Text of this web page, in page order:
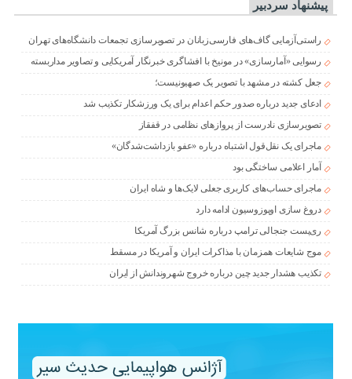
پیشنهاد سردبیر
راستی‌آزمایی گاف‌های فارسی‌زبانان در تصویرسازی تجمعات دانشگاه‌های تهران
رسوایی «آمارسازی» در مونیخ با افشاگری خبرنگار آمریکایی و تصاویر مداربسته
جعل کشته در مشهد با تصویر یک صهیونیست؛
ادعای جدید درباره صدور حکم اعدام برای یک ورزشکار تکذیب شد
تصویرسازی نادرست از پروازهای نظامی در قفقاز
ماجرای یک نقل‌قول اشتباه درباره «عفو بازداشت‌شدگان»
آمار اعلامی ساختگی بود
ماجرای حساب‌های کاربری جعلی لایک‌ها و شاه ایران
دروغ سازی اوپوزوسیون ادامه دارد
ری‌پست جنجالی ترامپ درباره شانس بزرگ آمریکا
موج شایعات همزمان با مذاکرات ایران و آمریکا در مسقط
تکذیب هشدار جدید چین درباره خروج شهروندانش از ایران